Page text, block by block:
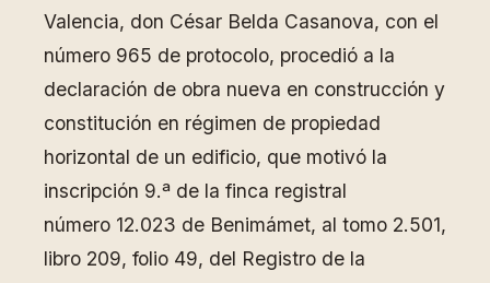
Valencia, don César Belda Casanova, con el
número 965 de protocolo, procedió a la
declaración de obra nueva en construcción y
constitución en régimen de propiedad
horizontal de un edificio, que motivó la
inscripción 9.ª de la finca registral
número 12.023 de Benimámet, al tomo 2.501,
libro 209, folio 49, del Registro de la